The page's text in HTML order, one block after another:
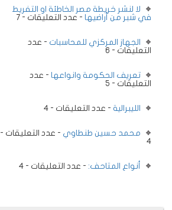
لا لنشر خريطة مصر الخاطئة او التفريط
في شبر من أراضيها - عدد التعليقات - 7
الجهاز المركزي للمحاسبات - عدد
التعليقات - 6
تعريف الحكومة وانواعها - عدد
التعليقات - 5
الليبرالية - عدد التعليقات - 4
محمد حسين طنطاوي - عدد التعليقات -
4
أنواع المتاحف: - عدد التعليقات - 4